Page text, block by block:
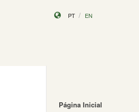
PT EN
Página Inicial